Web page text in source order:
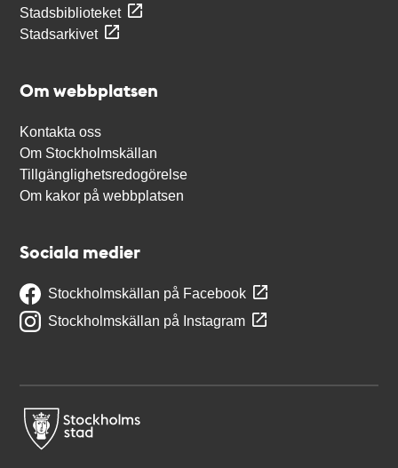
Stadsbiblioteket
Stadsarkivet
Om webbplatsen
Kontakta oss
Om Stockholmskällan
Tillgänglighetsredogörelse
Om kakor på webbplatsen
Sociala medier
Stockholmskällan på Facebook
Stockholmskällan på Instagram